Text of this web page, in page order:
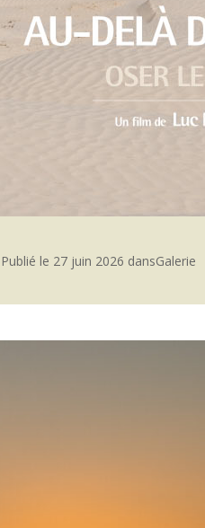
Publié le 27 juin 2026 dansGalerie